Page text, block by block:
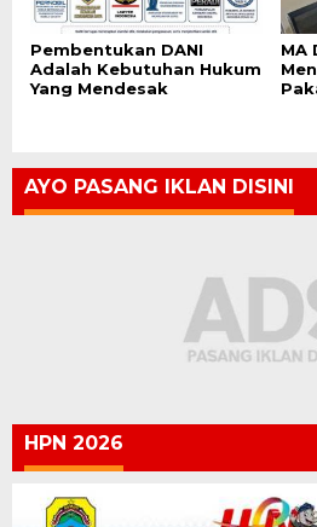
Pembentukan DANI
Adalah Kebutuhan Hukum
Yang Mendesak
MA
AYO PASANG IKLAN DISINI
HPN 2026